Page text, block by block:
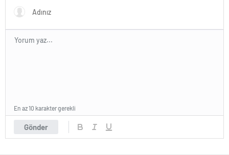
Gönder
En az 10 karakter gerekli